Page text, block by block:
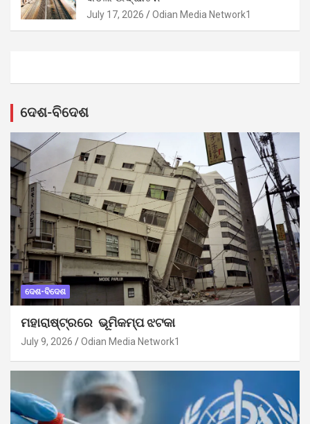
July 17, 2026 Odian Media Network1
ଦେଶ-ବିଦେଶ
ଦେଶ-ବିଦେଶ
ମହାରାଷ୍ଟ୍ରରେ ଭୂମିକମ୍ପ ଝଟକା
July 9, 2026 Odian Media Network1